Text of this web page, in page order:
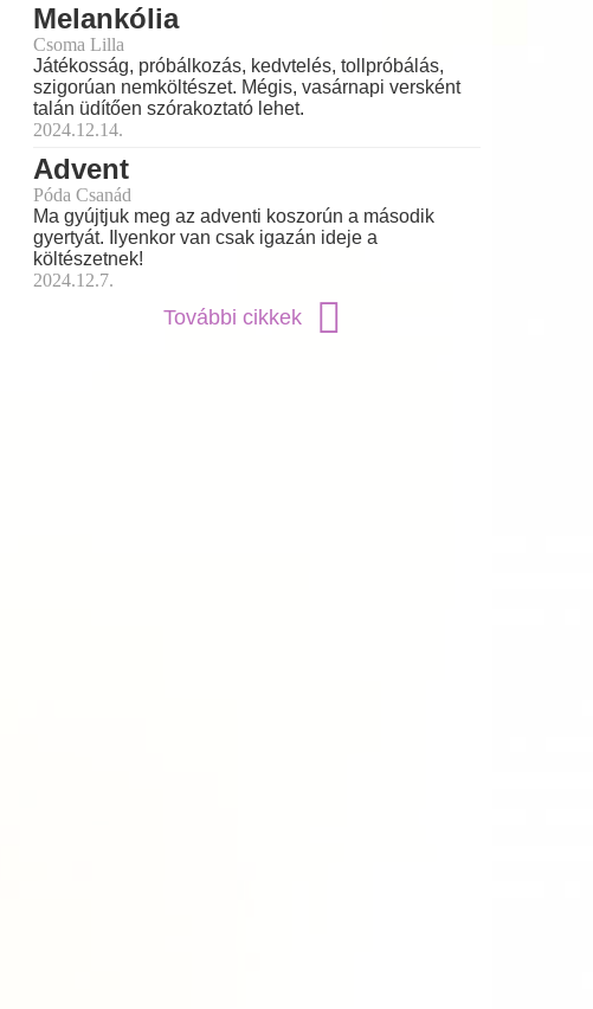
Melankólia
Csoma Lilla
Játékosság, próbálkozás, kedvtelés, tollpróbálás,
szigorúan nemköltészet. Mégis, vasárnapi versként
talán üdítően szórakoztató lehet.
2024.12.14.
Advent
Póda Csanád
Ma gyújtjuk meg az adventi koszorún a második
gyertyát. Ilyenkor van csak igazán ideje a
költészetnek!
2024.12.7.
További cikkek